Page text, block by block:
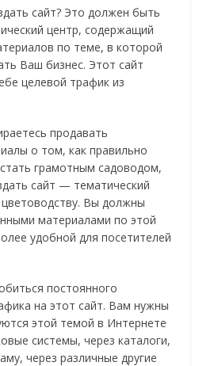
сайт? Это должен быть
центр, содержащий
по теме, в которой
Ваш бизнес. Этот сайт
целевой трафик из
продавать
о том, как правильно
грамотным садоводом,
сайт — тематический
Вы должны
материалами по этой
удобной для посетителей
постоянного
на этот сайт. Вам нужны
этой темой в Интернете
системы, через каталоги,
через различные другие